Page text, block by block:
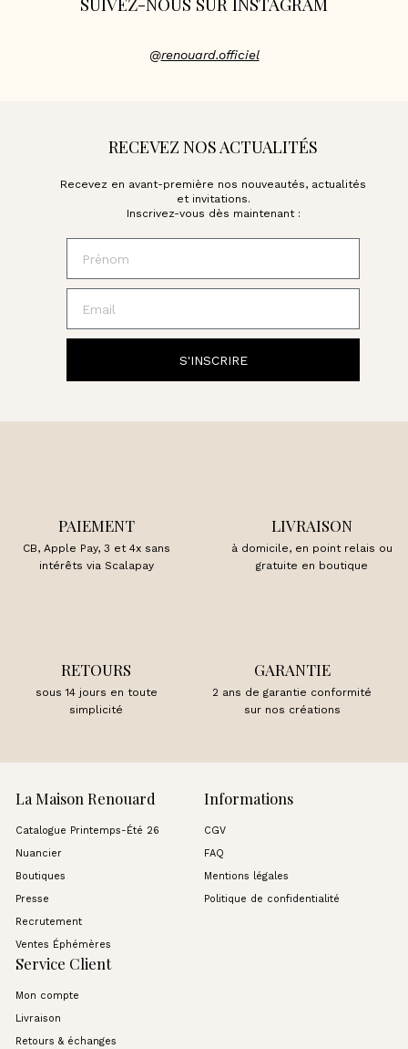
@renouard.officiel
RECEVEZ NOS ACTUALITÉS
Recevez en avant-première nos nouveautés, actualités
et invitations.
Inscrivez-vous dès maintenant :
S'INSCRIRE
PAIEMENT
CB, Apple Pay, 3 et 4x sans
intérêts via Scalapay
LIVRAISON
à domicile, en point relais ou
gratuite en boutique
RETOURS
sous 14 jours en toute
simplicité
GARANTIE
2 ans de garantie conformité
sur nos créations
La Maison Renouard
Catalogue Printemps-Été 26
Nuancier
Boutiques
Presse
Recrutement
Ventes Éphémères
Informations
CGV
FAQ
Mentions légales
Politique de confidentialité
Service Client
Mon compte
Livraison
Retours & échanges